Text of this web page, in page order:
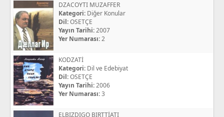
DZACOYTI MUZAFFER
Kategori: Diğer Konular
Dil:OSETÇE
Yayın Tarihi:2007
Yer Numarası:2
KODZATİ
Kategori: Dil ve Edebiyat
Dil:OSETÇE
Yayın Tarihi:2006
Yer Numarası:3
ELBIZDIGO BIRTTİATI